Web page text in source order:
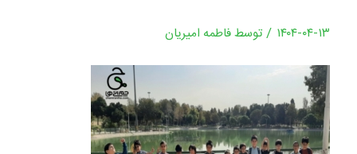
۱۴۰۴-۰۴-۱۳ / توسطفاطمه امیریان